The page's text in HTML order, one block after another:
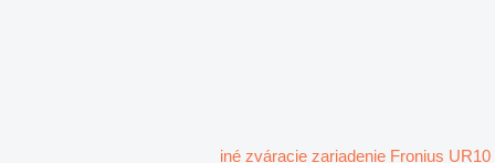
iné zváracie zariadenie Fronius UR10